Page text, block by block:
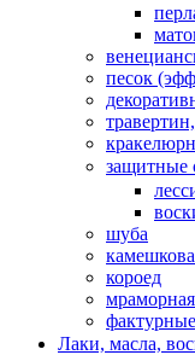
песок
защитные
шуба
короед
Лаки, масла,